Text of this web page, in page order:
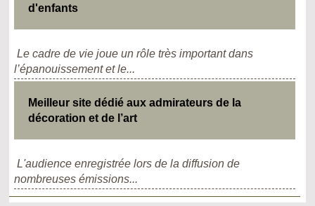
d'enfants
Le cadre de vie joue un rôle très important dans
l’épanouissement et le...
Meilleur site dédié aux admirateurs de la
décoration et de l’art
L'audience enregistrée lors de la diffusion de
nombreuses émissions...